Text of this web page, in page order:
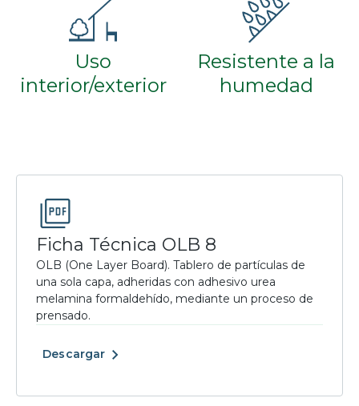
Uso
interior/exterior
Resistente a la
humedad
Ficha Técnica OLB 8
OLB (One Layer Board). Tablero de partículas de
una sola capa, adheridas con adhesivo urea
melamina formaldehído, mediante un proceso de
prensado.
Descargar